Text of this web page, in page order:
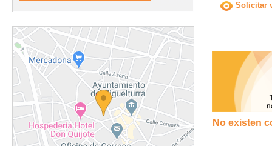
Solicitar
No existen